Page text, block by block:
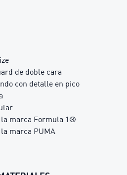
de doble cara
con detalle en pico
la marca Formula 1®
marca PUMA